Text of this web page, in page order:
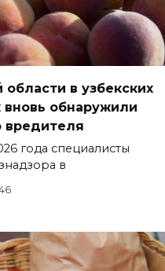
в узбекских
вновь обнаружили
вредителя
года специалисты
в